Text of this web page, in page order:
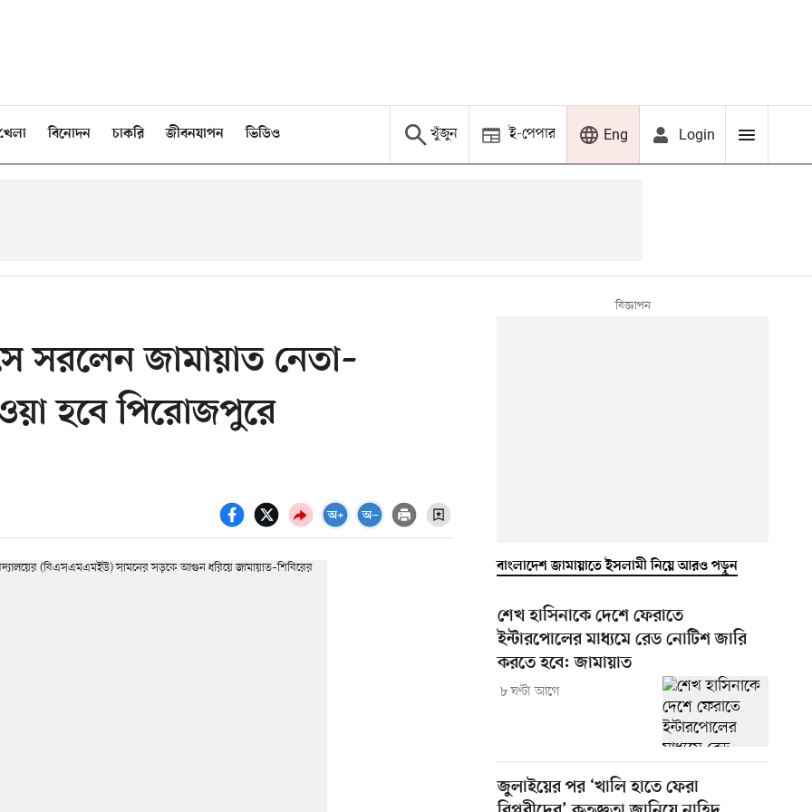
বিনোদন চাকরি জীবনযাপন ভিডিও খুঁজুন ই-পেপার Eng Login
সরলেন জামায়াত নেতা–
হবে পিরোজপুরে
বাংলাদেশ জামায়াতে ইসলামী নিয়ে আরও পড়ুন
শেখ হাসিনাকে দেশে ফেরাতে
ইন্টারপোলের মাধ্যমে রেড নোটিশ জারি
করতে হবে: জামায়াত
৮ ঘণ্টা আগে
জুলাইয়ের পর ‘খালি হাতে ফেরা